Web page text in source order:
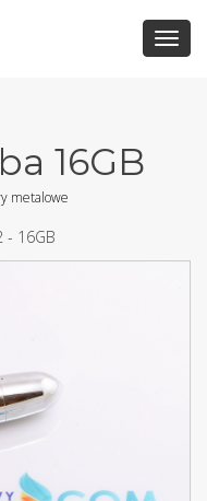
16GB
metalowe
- 16GB